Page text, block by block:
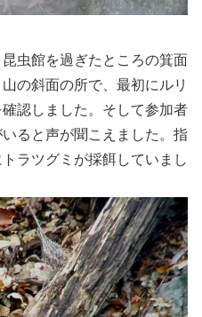
虫館を過ぎたところの箕面
の斜面の所で、最初にルリ
認しました。そして参加者
ると声が聞こえました。指
ラツグミが採餌していまし